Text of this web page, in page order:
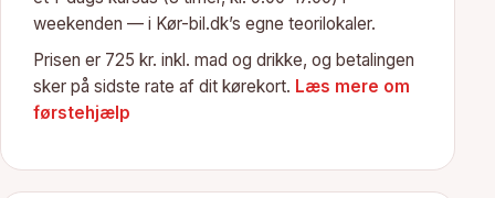
weekenden — i Kør-bil.dk’s egne teorilokaler.
Prisen er 725 kr. inkl. mad og drikke, og betalingen
sker på sidste rate af dit kørekort. Læs mere om
førstehjælp